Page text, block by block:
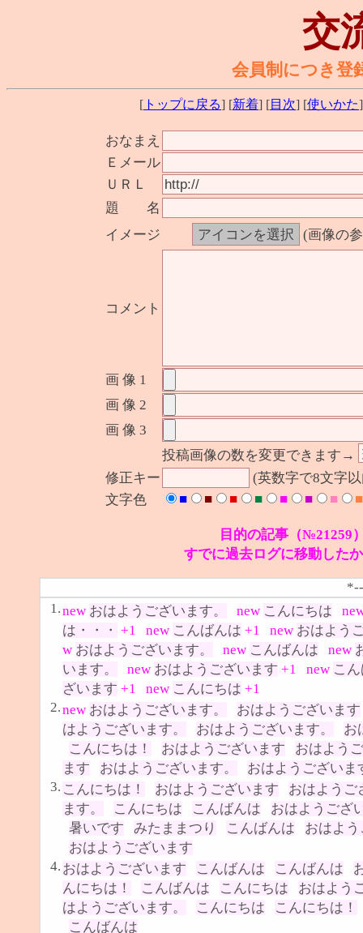
交
会員制につき登
[ トップに戻る] [新着] [目次] [使いかた
おなまえ
Ｅメール
ＵＲＬ
題 名
イメージ
(画像の
コメント
画 像 1
画 像 2
画 像 3
投稿画像の数を変更できます→
修正キー
(英数字で8文字
文字色
■ ■ ■ ■ ■ ■ ■ ■
目的の記事（№21259
すでに過去ログに移動した
1.new おはようございます。 new こんにちは
は・・・ +1 new こんばんは +1 new おはよう
w おはようございます。 new こんばんは new
います。
new おはようございます +1 new こ
ざいます +1 new こんにちは +1
2.new おはようございます。
おはようございます
はようございます。
おはようございます。
お
こんにちは！
おはようございます
おはよう
ます
おはようございます。
おはようございま
3. こんにちは！ おはようございます
おはようご
ます。
こんにちは こんばんは
おはようござ
暑いです
みたままつり こんばんは
おはよ
おはようございます
4. おはようございます こんばんは こんばんは
んにちは！
こんばんは こんにちは
おはよう
はようございます。
こんにちは
こんにちは！
こんばんは